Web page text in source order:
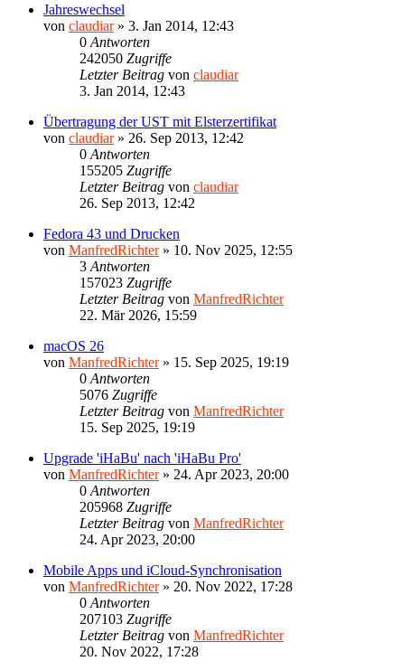
Jahreswechsel
von claudiar» 3. Jan 2014, 12:43
0 Antworten
242050 Zugriffe
Letzter Beitrag von claudiar
3. Jan 2014, 12:43
Übertragung der UST mit Elsterzertifikat
von claudiar» 26. Sep 2013, 12:42
0 Antworten
155205 Zugriffe
Letzter Beitrag von claudiar
26. Sep 2013, 12:42
Fedora 43 und Drucken
von ManfredRichter» 10. Nov 2025, 12:55
3 Antworten
157023 Zugriffe
Letzter Beitrag von ManfredRichter
22. Mär 2026, 15:59
macOS 26
von ManfredRichter» 15. Sep 2025, 19:19
0 Antworten
5076 Zugriffe
Letzter Beitrag von ManfredRichter
15. Sep 2025, 19:19
Upgrade 'iHaBu' nach 'iHaBu Pro'
von ManfredRichter» 24. Apr 2023, 20:00
0 Antworten
205968 Zugriffe
Letzter Beitrag von ManfredRichter
24. Apr 2023, 20:00
Mobile Apps und iCloud-Synchronisation
von ManfredRichter» 20. Nov 2022, 17:28
0 Antworten
207103 Zugriffe
Letzter Beitrag von ManfredRichter
20. Nov 2022, 17:28